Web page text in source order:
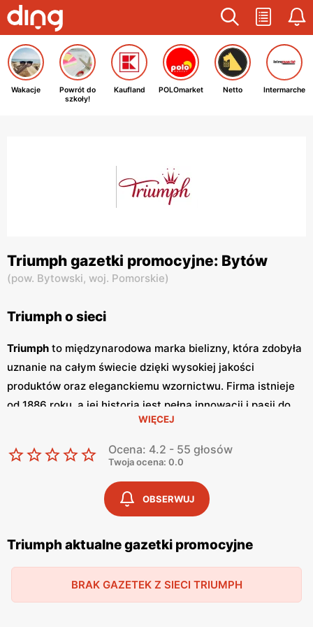
Wakacje
Powrót do
szkoły!
Kaufland POLOmarket Netto Intermarche
Triumph gazetki promocyjne: Bytów
(pow. Bytowski, woj. Pomorskie)
Triumph o sieci
Triumph to międzynarodowa marka bielizny, która zdobyła
uznanie na całym świecie dzięki wysokiej jakości
produktów oraz eleganckiemu wzornictwu. Firma istnieje
od 1886 roku, a jej historia jest pełna innowacji i pasji do
tworzenia bielizny, która łączy komfort z estetyką. Triumph
oferuje szeroki wybór biustonoszy, majtek, koszulek
nocnych oraz bielizny modelującej, odpowiadając na
potrzeby kobiet w każdym wieku. Triumph regularnie
gazetki promocyjne, które są dostępne zarówno w
formie drukowanej, jak i online.Gazetki
miesiąc, prezentując najnowsze kolekcje oraz aktualne
promocje
. Dzięki nim klienci mogą na bieżąco śledzić
na produkty najwyższej jakości. Regularne
WIĘCEJ
Ocena: 4.2 - 55 głosów
Twoja ocena: 0.0
OBSERWUJ
Triumph aktualne gazetki promocyjne
BRAK GAZETEK Z SIECI TRIUMPH